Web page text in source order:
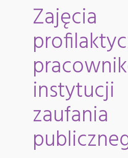
Zajęcia
instytucji
zaufania